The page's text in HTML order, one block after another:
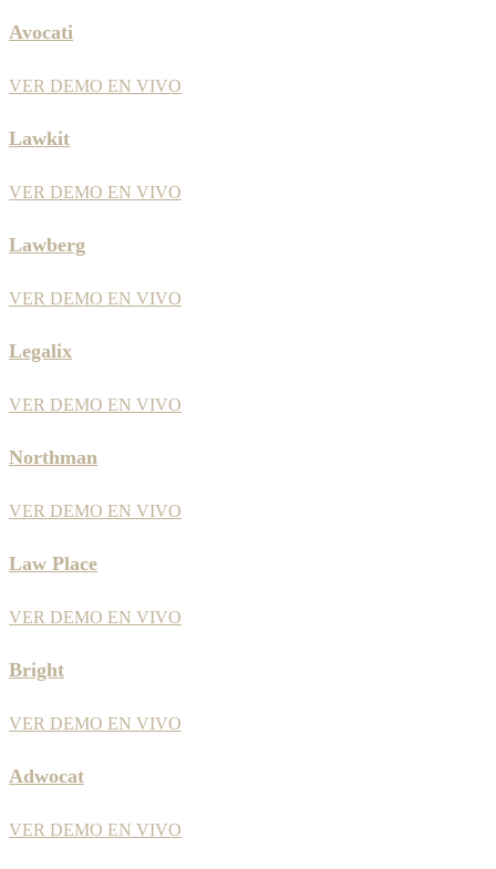
Avocati
VER DEMO EN VIVO
Lawkit
VER DEMO EN VIVO
Lawberg
VER DEMO EN VIVO
Legalix
VER DEMO EN VIVO
Northman
VER DEMO EN VIVO
Law Place
VER DEMO EN VIVO
Bright
VER DEMO EN VIVO
Adwocat
VER DEMO EN VIVO